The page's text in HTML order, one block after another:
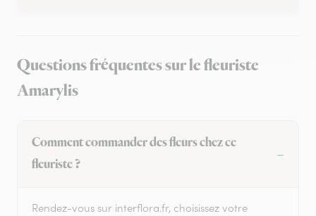
Questions fréquentes sur le fleuriste
Amarylis
Comment commander des fleurs chez ce
fleuriste ?
Rendez-vous sur interflora.fr, choisissez votre